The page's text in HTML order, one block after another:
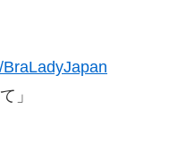
」